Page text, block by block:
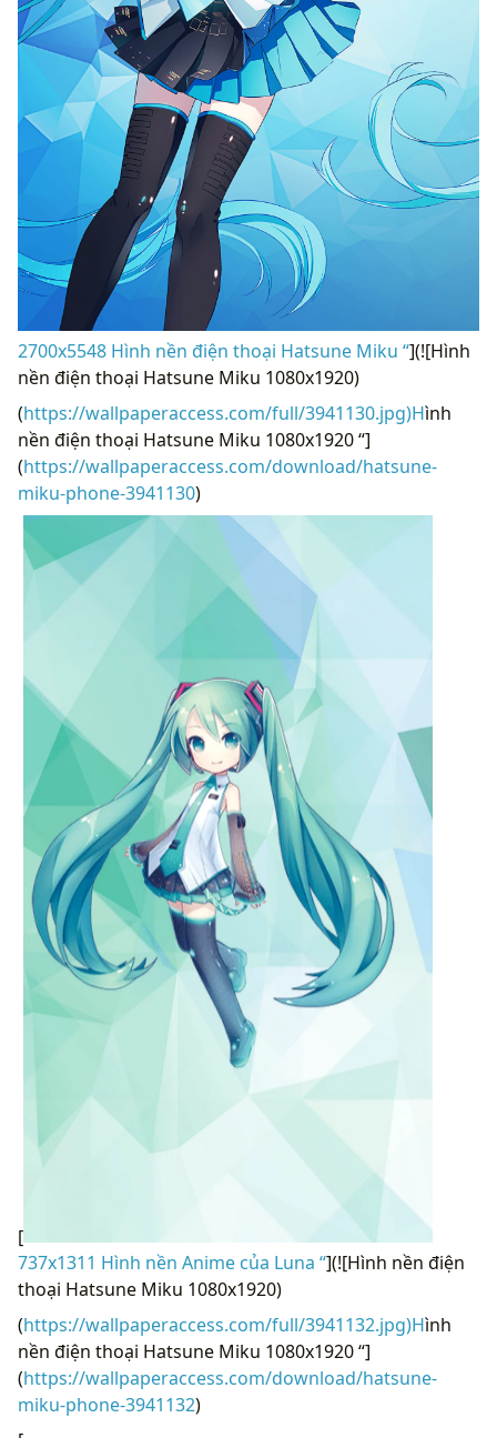
2700x5548 Hình nền điện thoại Hatsune Miku “](![Hình
nền điện thoại Hatsune Miku 1080x1920)
(https://wallpaperaccess.com/full/3941130.jpg)Hình
nền điện thoại Hatsune Miku 1080x1920 “]
(https://wallpaperaccess.com/download/hatsune-
miku-phone-3941130)
[
737x1311 Hình nền Anime của Luna “](![Hình nền điện
thoại Hatsune Miku 1080x1920)
(https://wallpaperaccess.com/full/3941132.jpg)Hình
nền điện thoại Hatsune Miku 1080x1920 “]
(https://wallpaperaccess.com/download/hatsune-
miku-phone-3941132)